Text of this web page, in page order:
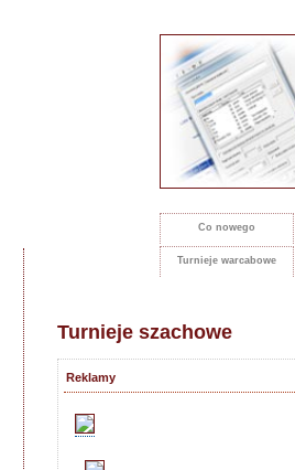
Co nowego
Turnieje warcabowe
Turnieje szachowe
Reklamy